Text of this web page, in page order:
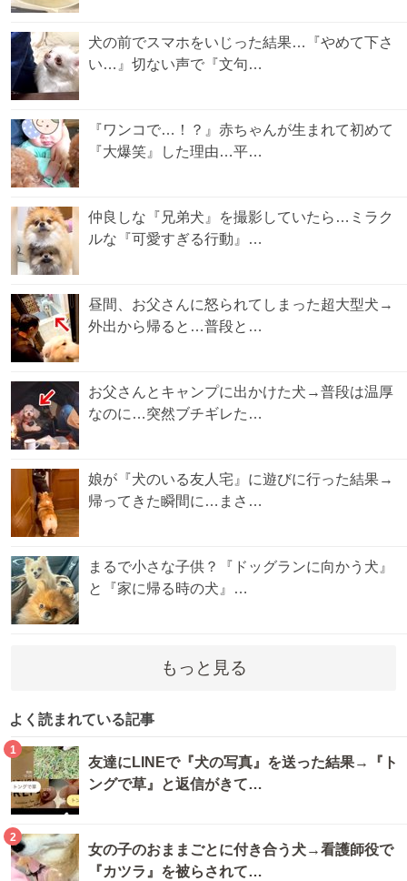
犬の前でスマホをいじった結果…『やめて下さ
い…』切ない声で『文句…
『ワンコで…！？』赤ちゃんが生まれて初めて
『大爆笑』した理由…平…
仲良しな『兄弟犬』を撮影していたら…ミラク
ルな『可愛すぎる行動』…
昼間、お父さんに怒られてしまった超大型犬→
外出から帰ると…普段と…
お父さんとキャンプに出かけた犬→普段は温厚
なのに…突然ブチギレた…
娘が『犬のいる友人宅』に遊びに行った結果→
帰ってきた瞬間に…まさ…
まるで小さな子供？『ドッグランに向かう犬』
と『家に帰る時の犬』…
もっと見る
よく読まれている記事
1
友達にLINEで『犬の写真』を送った結果→『ト
ングで草』と返信がきて…
2
女の子のおままごとに付き合う犬→看護師役で
『カツラ』を被らされて…